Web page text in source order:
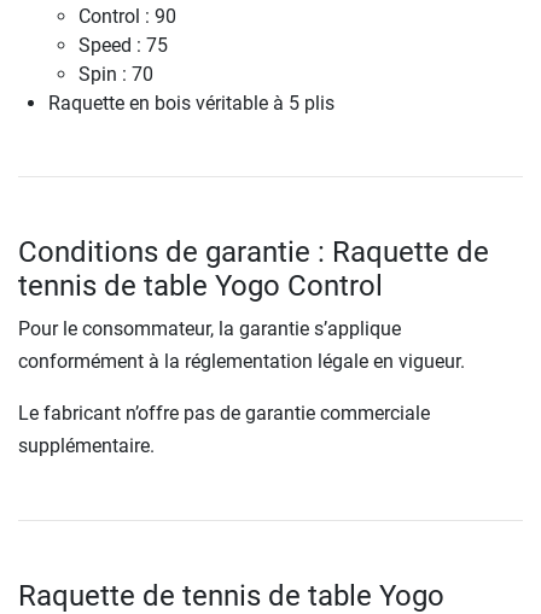
Control : 90
Speed : 75
Spin : 70
Raquette en bois véritable à 5 plis
Conditions de garantie : Raquette de
tennis de table Yogo Control
Pour le consommateur, la garantie s’applique
conformément à la réglementation légale en vigueur.
Le fabricant n’offre pas de garantie commerciale
supplémentaire.
Raquette de tennis de table Yogo